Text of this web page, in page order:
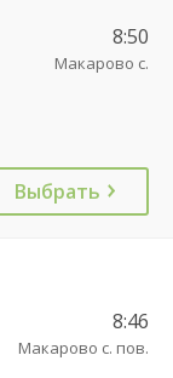
8:50
Макарово с.
Выбрать
8:46
Макарово с. пов.